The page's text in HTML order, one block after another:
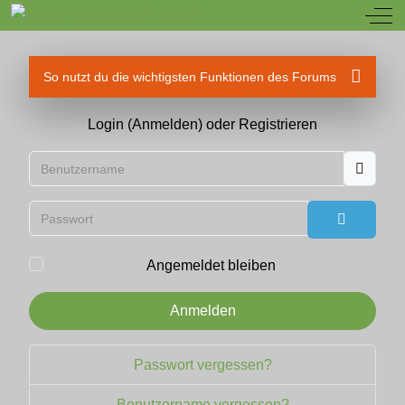
Off-
So nutzt du die wichtigsten Funktionen des Forums
Login (Anmelden) oder Registrieren
Benutzername
Passwort
Passwort
Angemeldet bleiben
Anmelden
Passwort vergessen?